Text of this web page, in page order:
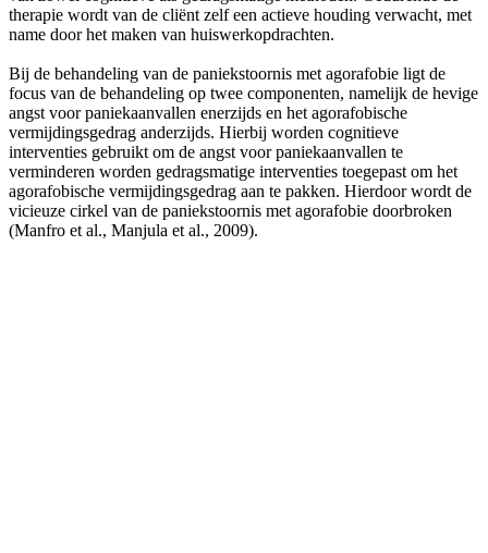
therapie wordt van de cliënt zelf een actieve houding verwacht, met
name door het maken van huiswerkopdrachten.
Bij de behandeling van de paniekstoornis met agorafobie ligt de
focus van de behandeling op twee componenten, namelijk de hevige
angst voor paniekaanvallen enerzijds en het agorafobische
vermijdingsgedrag anderzijds. Hierbij worden cognitieve
interventies gebruikt om de angst voor paniekaanvallen te
verminderen worden gedragsmatige interventies toegepast om het
agorafobische vermijdingsgedrag aan te pakken. Hierdoor wordt de
vicieuze cirkel van de paniekstoornis met agorafobie doorbroken
(Manfro et al., Manjula et al., 2009).